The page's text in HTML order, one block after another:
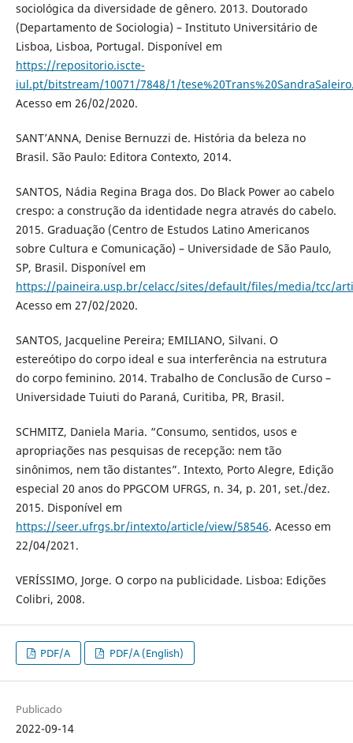
sociológica da diversidade de gênero. 2013. Doutorado
(Departamento de Sociologia) – Instituto Universitário de
Lisboa, Lisboa, Portugal. Disponível em
https://repositorio.iscte-
iul.pt/bitstream/10071/7848/1/
Acesso em 26/02/2020.
SANT’ANNA, Denise Bernuzzi de. História da beleza no
Brasil. São Paulo: Editora Contexto, 2014.
SANTOS, Nádia Regina Braga dos. Do Black Power ao cabelo
crespo: a construção da identidade negra através do cabelo.
2015. Graduação (Centro de Estudos Latino Americanos
sobre Cultura e Comunicação) – Universidade de São Paulo,
SP, Brasil. Disponível em
https://paineira.usp.br/celacc/sites/default/files/media/tcc/
Acesso em 27/02/2020.
SANTOS, Jacqueline Pereira; EMILIANO, Silvani. O
estereótipo do corpo ideal e sua interferência na estrutura
do corpo feminino. 2014. Trabalho de Conclusão de Curso –
Universidade Tuiuti do Paraná, Curitiba, PR, Brasil.
SCHMITZ, Daniela Maria. “Consumo, sentidos, usos e
apropriações nas pesquisas de recepção: nem tão
sinônimos, nem tão distantes”. Intexto, Porto Alegre, Edição
especial 20 anos do PPGCOM UFRGS, n. 34, p. 201, set./dez.
2015. Disponível em
https://seer.ufrgs.br/intexto/article/view/58546. Acesso em
22/04/2021.
VERÍSSIMO, Jorge. O corpo na publicidade. Lisboa: Edições
Colibri, 2008.
PDF/A PDF/A (English)
Publicado
2022-09-14